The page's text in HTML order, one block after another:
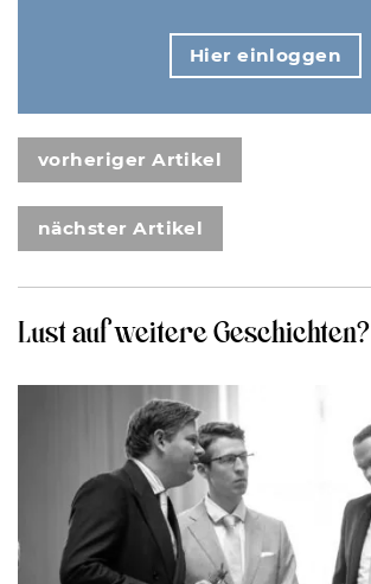
Hier einloggen
vorheriger Artikel
nächster Artikel
Lust auf weitere Geschichten?